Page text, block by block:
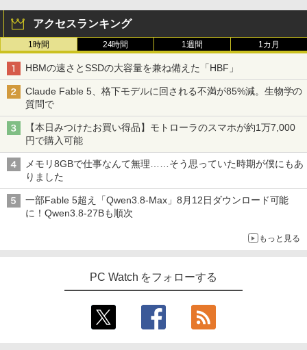
【2026年アップグレード版】AOKIMI ワイヤ
レスイヤホン bluetooth イヤホン V12 小型
軽量 ブルートゥースHi-Fi 最大36時間再生 ぶ
るーとゅーす コードレス ENCノイズキャン
セリング 自動ペアリング Type-C充電 マイク
付き 防水 タッチ式音量調整 スポーツ/通勤/通
学/WEB会議 6.0(オフホワイト)
レスイヤホン Bluetooth 5.4 ノイズキャンセ
リング ANC 36時間再生
￥3,480
On My Road (Stadium ver.)
BUGS LIFE
￥250
by Amazon 炭酸水 ラベルレス 500ml ×24本
強炭酸水 ペットボトル 500ミリリットル (Sm
art Basic)
￥1,625
ベルレス 650mlPET×24本
HUNTER×HUNTER モノクロ版 39 (ジャンプ
コミックスDIGITAL)
￥572
スーパーの裏でヤニ吸うふたり 9巻 (デジタル
￥810
コン ノートパソコン デル 中古ノートPC
￥30,800
【★最大100%ポイント】【第8世代 4コ
9/第8世代 Core i5/メモリ: 8GB/16GB/新
品 SSD:256GB/512GB/1TB/DVD/Wi-fi/1
ノートパソコン Windows11 Win11正式
対応
￥27,800
【1500円OFFクーポン】【WEBカメラ
8世代 Microsoft Office付き Windows11
DELL Latitude 3500 中古ノートパソコ
ン PC パソコン 中古ノートPC 中古PC 最
大SSD1TB メモリ32GB 中古パソコン フ
Hzリフレッシュレート sRGB99% 1670
万色 300nits ΔE＜1 低ブルーライト 大
画面 TÜV認証 目にやさしい 調整可能な
スタンド VESA
￥12,580
3
ASUS エイスース 液晶ディスプレイ Ey
e Care ［23.8型 / フルHD(1920×1080) /
￥13,800
アイオーデータ｜I-O DATA 液晶ディスプ
レイ(23.8型/ADS/FullHD 1920×1080/10
0Hz/5ms/HDMI/DP/USB Type-C/VESA/5
￥25,977
【9月上旬発送予定】 ハンターハンター
全巻 HUNTER×HUNTER 1巻-39巻 セッ
ト 最新 冨樫 義博 集英社 ジャンプコミッ
クス 漫画 マンガ まんが 全巻セット 【送
料無料】【新品】
[9月上旬より発送予定][新品]HUNTER×H
UNTER ハンター×ハンター (1-39巻 最新
￥19,096
転生冒険譚〜/ 20 【電子書籍】[ KAKER
U ]
￥792
アクセスランキング
1時間 24時間 1週間 1カ月
HBMの速さとSSDの大容量を兼ね備えた「HBF」
Claude Fable 5、格下モデルに回される不満が85%減。生物学の
質問で
【本日みつけたお買い得品】モトローラのスマホが約1万7,000
円で購入可能
メモリ8GBで仕事なんて無理……そう思っていた時期が僕にもあ
りました
一部Fable 5超え「Qwen3.8-Max」8月12日ダウンロード可能
に！Qwen3.8-27Bも順次
もっと見る
PC Watch をフォローする